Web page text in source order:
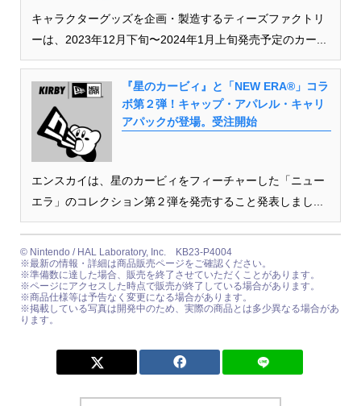
キャラクターグッズを企画・製造するティーズファクトリ
ーは、2023年12月下旬〜2024年1月上旬発売予定のカー...
『星のカービィ』と「NEW ERA®」コラ
ボ第２弾！キャップ・アパレル・キャリ
アパックが登場。受注開始
エンスカイは、星のカービィをフィーチャーした「ニュー
エラ」のコレクション第２弾を発売すること発表しまし...
©︎ Nintendo / HAL Laboratory, Inc. KB23-P4004
※最新の情報・詳細は商品販売ページをご確認ください。
※準備数に達した場合、販売を終了させていただくことがあります。
※ページにアクセスした時点で販売が終了している場合があります。
※商品仕様等は予告なく変更になる場合があります。
※掲載している写真は開発中のため、実際の商品とは多少異なる場合があ
ります。